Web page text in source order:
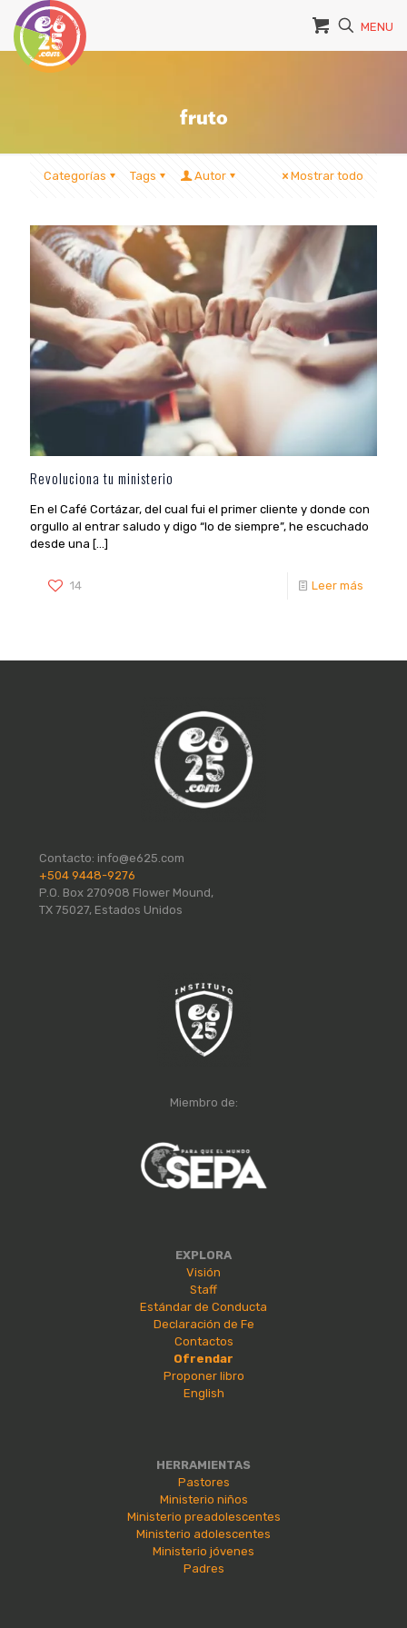
MENU
fruto
Categorías Tags Autor Mostrar todo
Revoluciona tu ministerio
En el Café Cortázar, del cual fui el primer cliente y donde con
orgullo al entrar saludo y digo “lo de siempre”, he escuchado
desde una […]
14 Leer más
Contacto: info@e625.com
+504 9448-9276
P.O. Box 270908 Flower Mound,
TX 75027, Estados Unidos
Miembro de:
EXPLORA
Visión
Staff
Estándar de Conducta
Declaración de Fe
Contactos
Ofrendar
Proponer libro
English
HERRAMIENTAS
Pastores
Ministerio niños
Ministerio preadolescentes
Ministerio adolescentes
Ministerio jóvenes
Padres